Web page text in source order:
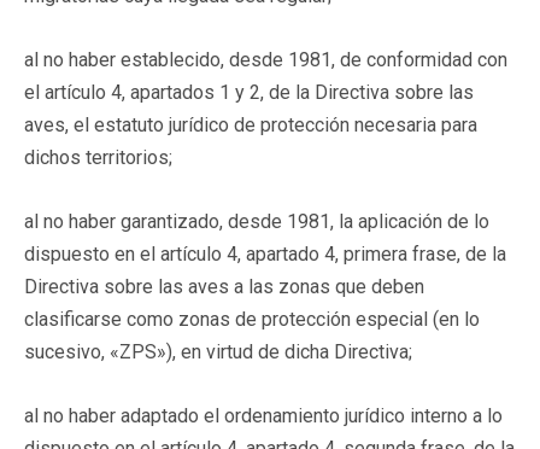
al no haber establecido, desde 1981, de conformidad con
el artículo 4, apartados 1 y 2, de la Directiva sobre las
aves, el estatuto jurídico de protección necesaria para
dichos territorios;
al no haber garantizado, desde 1981, la aplicación de lo
dispuesto en el artículo 4, apartado 4, primera frase, de la
Directiva sobre las aves a las zonas que deben
clasificarse como zonas de protección especial (en lo
sucesivo, «ZPS»), en virtud de dicha Directiva;
al no haber adaptado el ordenamiento jurídico interno a lo